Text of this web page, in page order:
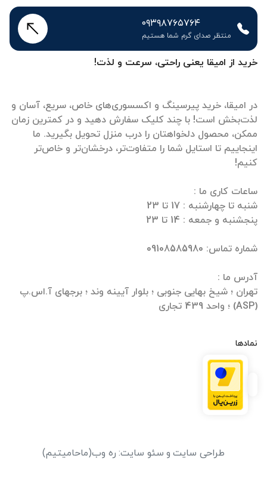
خرید از امیقا یعنی راحتی، سرعت و لذت!
در امیقا، خرید پیرسینگ و اکسسوری‌های خاص، سریع، آسان و
لذت‌بخش است! با چند کلیک سفارش دهید و در کمترین زمان
ممکن، محصول دلخواهتان را درب منزل تحویل بگیرید. ما
اینجاییم تا استایل شما را متفاوت‌تر، درخشان‌تر و خاص‌تر
تهران ؛ شیخ بهایی جنوبی ؛ بلوار آیینه وند ؛ برجهای آ.اس.پ
(ASP) ؛ واحد 439 تجاری
نمادها
۰۹۳۹۸۷۶۵۷۶۴
منتظر صدای گرم شما هستیم
طراحی سایت و سئو سایت: ره وب(ماحامیتیم)